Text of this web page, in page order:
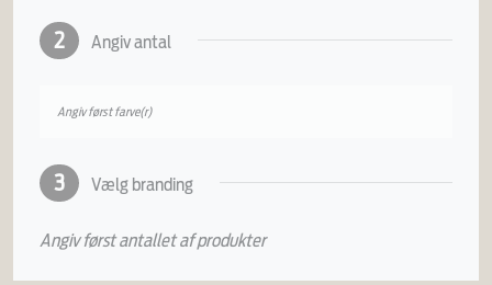
2 Angiv antal
Angiv først farve(r)
3 Vælg branding
Angiv først antallet af produkter